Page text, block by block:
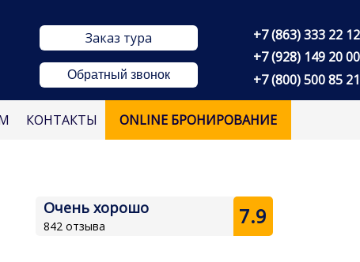
Заказ тура
Обратный звонок
+7 (863) 333 22 12
+7 (928) 149 20 00
+7 (800) 500 85 21
КОНТАКТЫ ONLINE БРОНИРОВАНИЕ
Очень хорошо
842 отзыва 7.9